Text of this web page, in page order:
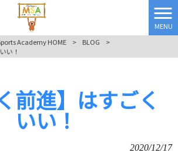
MENU
Academy HOME
> BLOG
>
い！
前進】はすごく
いい！
2020/12/17